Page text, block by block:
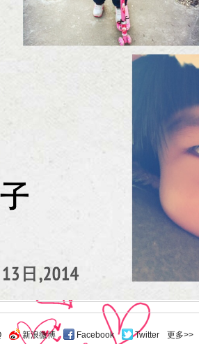
新浪微博 Facebook Twitter 更多>>